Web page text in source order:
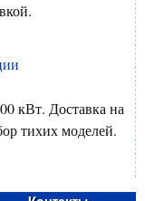
кВт. Доставка на
тихих моделей.